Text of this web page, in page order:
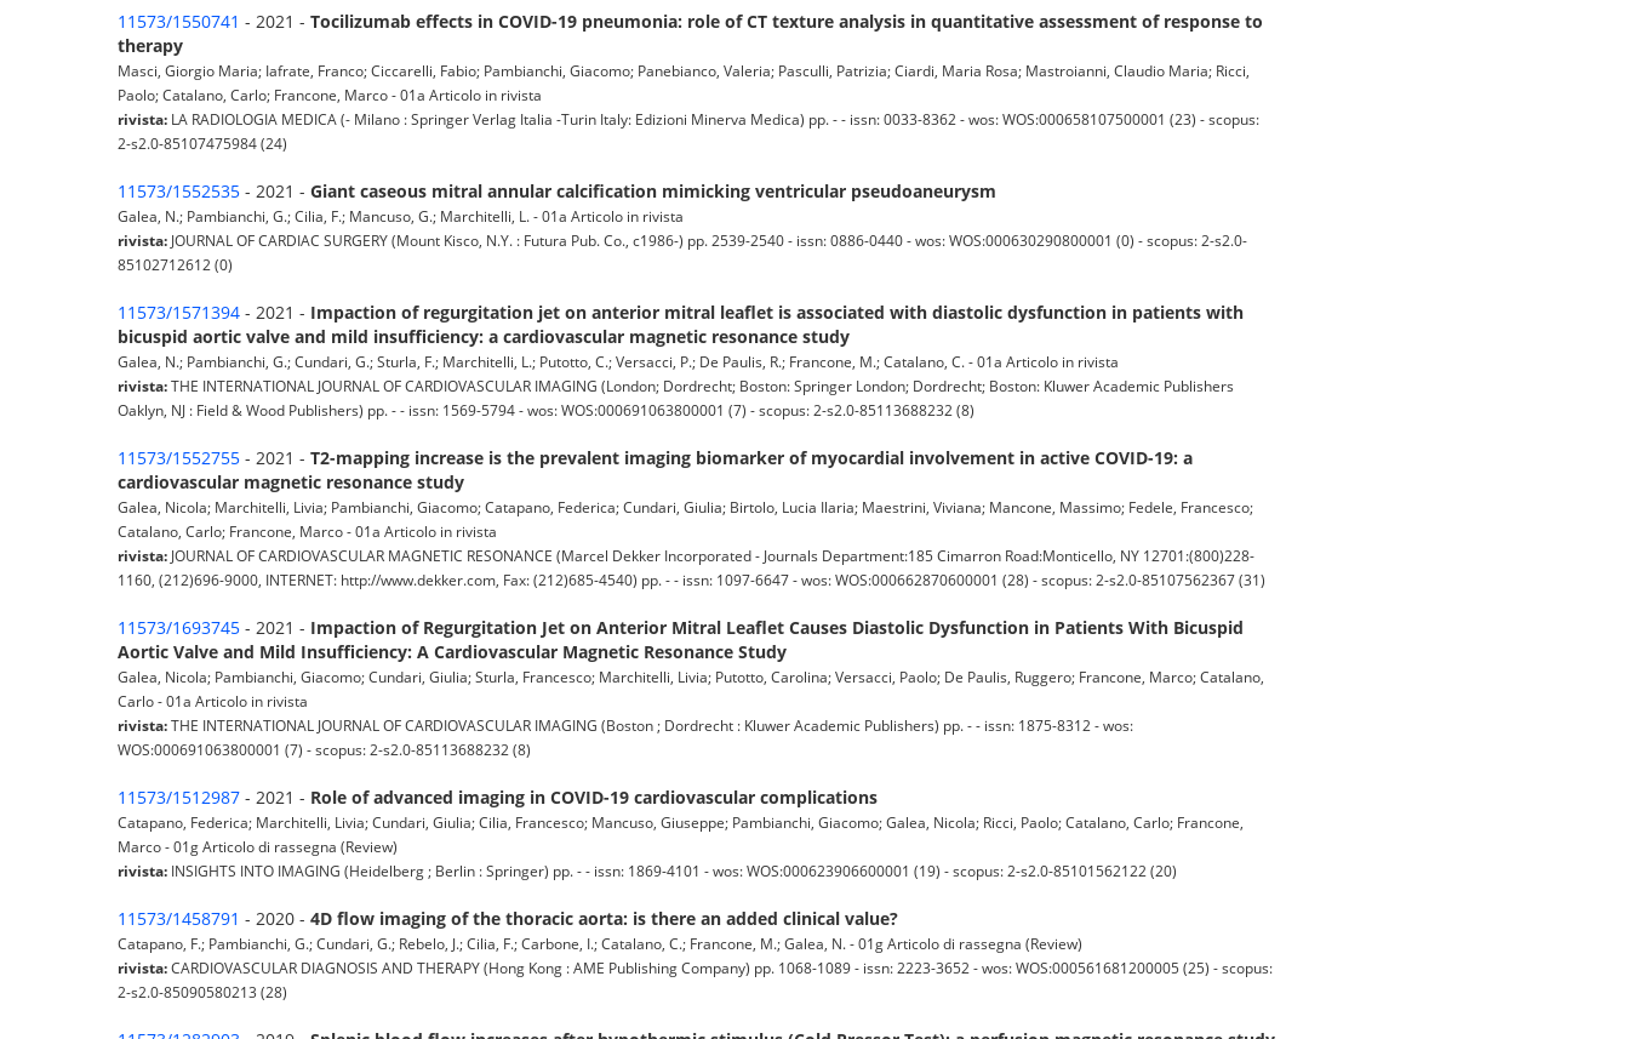
11573/1550741 - 2021 - Tocilizumab effects in COVID-19 pneumonia: role of CT texture analysis in quantitative assessment of response to
therapy
Masci, Giorgio Maria; Iafrate, Franco; Ciccarelli, Fabio; Pambianchi, Giacomo; Panebianco, Valeria; Pasculli, Patrizia; Ciardi, Maria Rosa; Mastroianni, Claudio Maria; Ricci,
Paolo; Catalano, Carlo; Francone, Marco - 01a Articolo in rivista
rivista: LA RADIOLOGIA MEDICA (- Milano : Springer Verlag Italia -Turin Italy: Edizioni Minerva Medica) pp. - - issn: 0033-8362 - wos: WOS:000658107500001 (23) - scopus:
2-s2.0-85107475984 (24)
11573/1552535 - 2021 - Giant caseous mitral annular calcification mimicking ventricular pseudoaneurysm
Galea, N.; Pambianchi, G.; Cilia, F.; Mancuso, G.; Marchitelli, L. - 01a Articolo in rivista
rivista: JOURNAL OF CARDIAC SURGERY (Mount Kisco, N.Y. : Futura Pub. Co., c1986-) pp. 2539-2540 - issn: 0886-0440 - wos: WOS:000630290800001 (0) - scopus: 2-s2.0-
85102712612 (0)
11573/1571394 - 2021 - Impaction of regurgitation jet on anterior mitral leaflet is associated with diastolic dysfunction in patients with
bicuspid aortic valve and mild insufficiency: a cardiovascular magnetic resonance study
Galea, N.; Pambianchi, G.; Cundari, G.; Sturla, F.; Marchitelli, L.; Putotto, C.; Versacci, P.; De Paulis, R.; Francone, M.; Catalano, C. - 01a Articolo in rivista
rivista:THE INTERNATIONAL JOURNAL OF CARDIOVASCULAR IMAGING (London; Dordrecht; Boston: Springer London; Dordrecht; Boston: Kluwer Academic Publishers
Oaklyn, NJ : Field & Wood Publishers) pp. - - issn: 1569-5794 - wos: WOS:000691063800001 (7) - scopus: 2-s2.0-85113688232 (8)
11573/1552755 - 2021 - T2-mapping increase is the prevalent imaging biomarker of myocardial involvement in active COVID-19: a
cardiovascular magnetic resonance study
Galea, Nicola; Marchitelli, Livia; Pambianchi, Giacomo; Catapano, Federica; Cundari, Giulia; Birtolo, Lucia Ilaria; Maestrini, Viviana; Mancone, Massimo; Fedele, Francesco;
Catalano, Carlo; Francone, Marco - 01a Articolo in rivista
rivista: JOURNAL OF CARDIOVASCULAR MAGNETIC RESONANCE (Marcel Dekker Incorporated - Journals Department:185 Cimarron Road:Monticello, NY 12701:(800)228-
1160, (212)696-9000, INTERNET: http://www.dekker.com, Fax: (212)685-4540) pp. - - issn: 1097-6647 - wos: WOS:000662870600001 (28) - scopus: 2-s2.0-85107562367 (31)
11573/1693745 - 2021 - Impaction of Regurgitation Jet on Anterior Mitral Leaflet Causes Diastolic Dysfunction in Patients With Bicuspid
Aortic Valve and Mild Insufficiency: A Cardiovascular Magnetic Resonance Study
Galea, Nicola; Pambianchi, Giacomo; Cundari, Giulia; Sturla, Francesco; Marchitelli, Livia; Putotto, Carolina; Versacci, Paolo; De Paulis, Ruggero; Francone, Marco; Catalano,
Carlo - 01a Articolo in rivista
rivista:THE INTERNATIONAL JOURNAL OF CARDIOVASCULAR IMAGING (Boston ; Dordrecht : Kluwer Academic Publishers) pp. - - issn: 1875-8312 - wos:
WOS:000691063800001 (7) - scopus: 2-s2.0-85113688232 (8)
11573/1512987 - 2021 - Role of advanced imaging in COVID-19 cardiovascular complications
Catapano, Federica; Marchitelli, Livia; Cundari, Giulia; Cilia, Francesco; Mancuso, Giuseppe; Pambianchi, Giacomo; Galea, Nicola; Ricci, Paolo; Catalano, Carlo; Francone,
Marco - 01g Articolo di rassegna (Review)
rivista: INSIGHTS INTO IMAGING (Heidelberg ; Berlin : Springer) pp. - - issn: 1869-4101 - wos: WOS:000623906600001 (19) - scopus: 2-s2.0-85101562122 (20)
11573/1458791 - 2020 - 4D flow imaging of the thoracic aorta: is there an added clinical value?
Catapano, F.; Pambianchi, G.; Cundari, G.; Rebelo, J.; Cilia, F.; Carbone, I.; Catalano, C.; Francone, M.; Galea, N. - 01g Articolo di rassegna (Review)
rivista:CARDIOVASCULAR DIAGNOSIS AND THERAPY (Hong Kong : AME Publishing Company) pp. 1068-1089 - issn: 2223-3652 - wos: WOS:000561681200005 (25) - scopus:
2-s2.0-85090580213 (28)